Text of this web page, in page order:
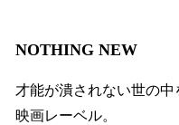
NOTHING NEW
才能が潰されない世の中
映画レーベル。